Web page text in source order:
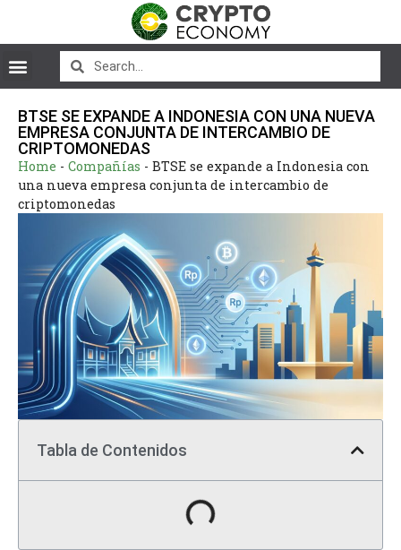
BTSE SE EXPANDE A INDONESIA CON UNA NUEVA
EMPRESA CONJUNTA DE INTERCAMBIO DE
CRIPTOMONEDAS
Home - Compañías - BTSE se expande a Indonesia con
una nueva empresa conjunta de intercambio de
criptomonedas
Tabla de Contenidos